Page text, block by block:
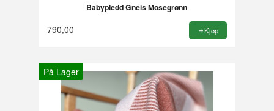
Babypledd Gneis Mosegrønn
790,00 Kjøp
På Lager